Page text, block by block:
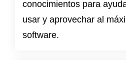
conocimientos para
usar y aprovechar al
software.